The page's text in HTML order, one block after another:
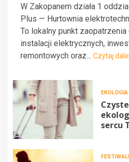
W Zakopanem działa 1
Plus — Hurtownia
To lokalny punkt
instalacji elektrycznych,
remontowych oraz... Czytaj
EKOLOGIA
sercu